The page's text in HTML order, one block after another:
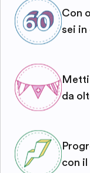
Con
sei in
da
con